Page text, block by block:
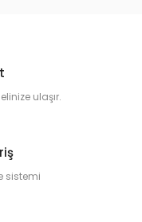
ulaşır.
sistemi